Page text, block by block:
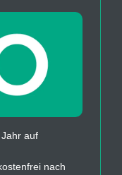
auf
nach